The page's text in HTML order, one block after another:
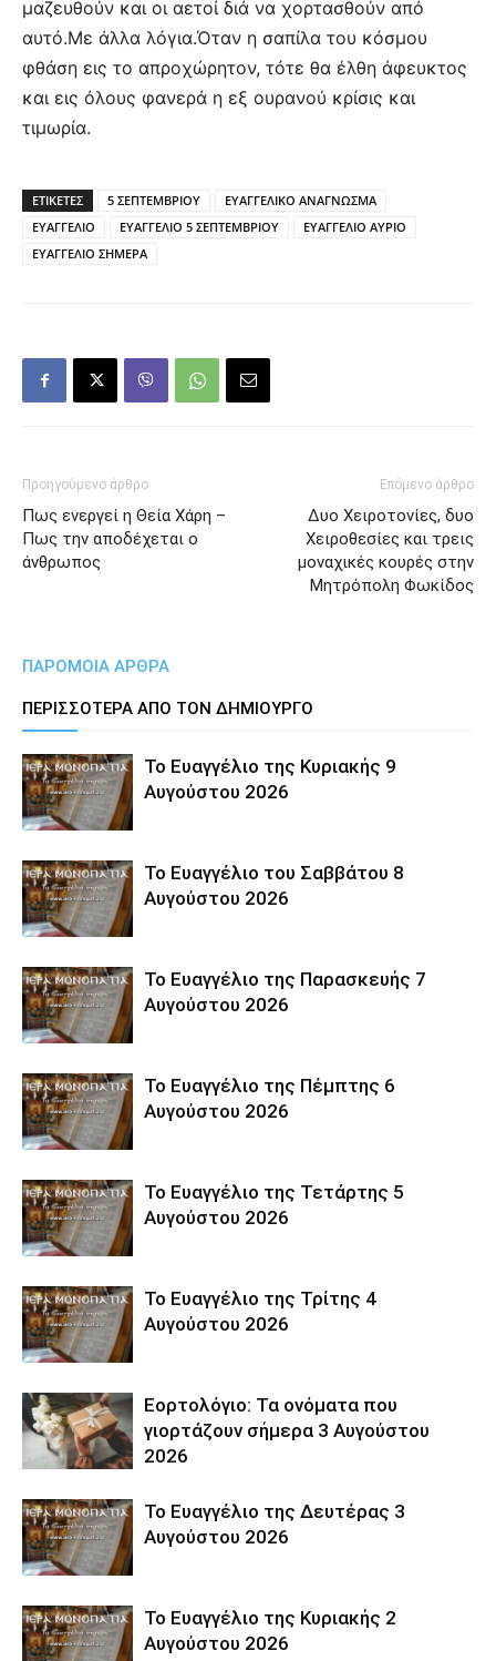
μαζευθούν και οι αετοί διά να χορτασθούν από
αυτό.Με άλλα λόγια.Όταν η σαπίλα του κόσμου
φθάση εις το απροχώρητον, τότε θα έλθη άφευκτος
και εις όλους φανερά η εξ ουρανού κρίσις και
τιμωρία.
ΕΤΙΚΕΤΕΣ 5 ΣΕΠΤΕΜΒΡΙΟΥ
ΕΥΑΓΓΕΛΙΚΟ ΑΝΑΓΝΩΣΜΑ
ΕΥΑΓΓΕΛΙΟ
ΕΥΑΓΓΕΛΙΟ 5 ΣΕΠΤΕΜΒΡΙΟΥ
ΕΥΑΓΓΕΛΙΟ ΑΥΡΙΟ
ΕΥΑΓΓΕΛΙΟ ΣΗΜΕΡΑ
Προηγούμενο άρθρο
Πως ενεργεί η Θεία Χάρη –
Πως την αποδέχεται ο
άνθρωπος
Επόμενο άρθρο
Δυο Xειροτονίες, δυο
Xειροθεσίες και τρεις
μοναχικές κουρές στην
Μητρόπολη Φωκίδος
ΠΑΡΟΜΟΙΑ ΑΡΘΡΑ
ΠΕΡΙΣΣΟΤΕΡΑ ΑΠΟ ΤΟΝ ΔΗΜΙΟΥΡΓΟ
Το Ευαγγέλιο της Κυριακής 9
Αυγούστου 2026
Το Ευαγγέλιο του Σαββάτου 8
Αυγούστου 2026
Το Ευαγγέλιο της Παρασκευής 7
Αυγούστου 2026
Το Ευαγγέλιο της Πέμπτης 6
Αυγούστου 2026
Το Ευαγγέλιο της Τετάρτης 5
Αυγούστου 2026
Το Ευαγγέλιο της Τρίτης 4
Αυγούστου 2026
Εορτολόγιο: Τα ονόματα που
γιορτάζουν σήμερα 3 Αυγούστου
2026
Το Ευαγγέλιο της Δευτέρας 3
Αυγούστου 2026
Το Ευαγγέλιο της Κυριακής 2
Αυγούστου 2026